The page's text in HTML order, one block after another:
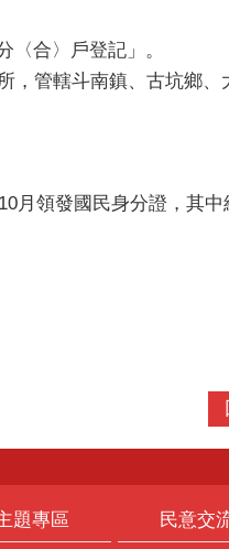
合〉戶登記」。
管轄斗南鎮、古坑鄉、
領發國民身分證，其中
題專區 民意交